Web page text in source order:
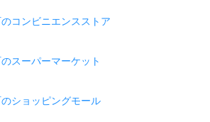
コンビニエンスストア
スーパーマーケット
ショッピングモール